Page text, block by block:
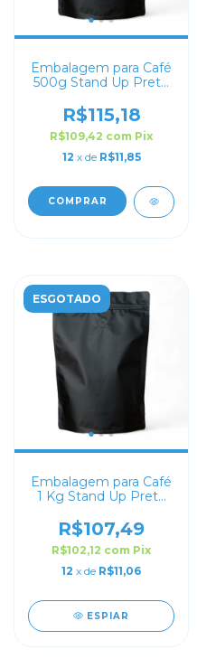
Embalagem para Café
500g Stand Up Preto
R$115,18
R$109,42 com Pix
12 x de R$11,85
COMPRAR
ESGOTADO
Embalagem para Café
1 Kg Stand Up Preto
R$107,49
R$102,12 com Pix
12 x de R$11,06
ESPIAR